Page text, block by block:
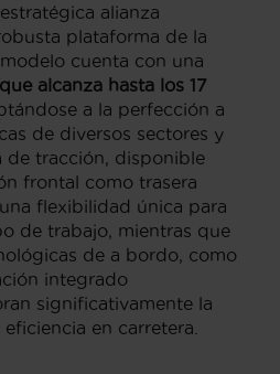
alianza
plataforma de la
cuenta con una
alcanza hasta los 17
a la perfección a
de diversos sectores y
de tracción, disponible
frontal como trasera
flexibilidad única para
de trabajo, mientras que
de a bordo, como
integrado
significativamente la
en carretera.